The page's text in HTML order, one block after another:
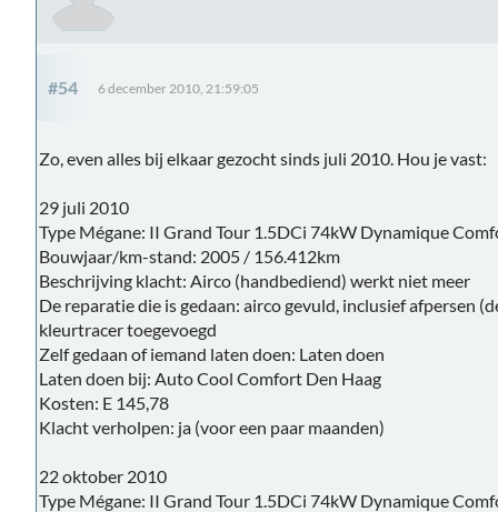
#54 6 december 2010, 21:59:05
Zo, even alles bij elkaar gezocht sinds juli 2010. Hou je vast:
29 juli 2010
Type Mégane: II Grand Tour 1.5DCi 74kW Dynamique
Bouwjaar/km-stand: 2005 / 156.412km
Beschrijving klacht: Airco (handbediend) werkt niet meer
De reparatie die is gedaan: airco gevuld, inclusief afpersen
kleurtracer toegevoegd
Zelf gedaan of iemand laten doen: Laten doen
Laten doen bij: Auto Cool Comfort Den Haag
Kosten: E 145,78
Klacht verholpen: ja (voor een paar maanden)
22 oktober 2010
Type Mégane: II Grand Tour 1.5DCi 74kW Dynamique